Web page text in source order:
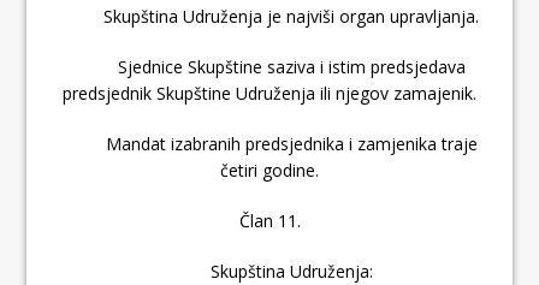
Skupština Udruženja je najviši organ upravljanja.
Sjednice Skupštine saziva i istim predsjedava
predsjednik Skupštine Udruženja ili njegov zamajenik.
Mandat izabranih predsjednika i zamjenika traje
četiri godine.
Član 11.
Skupština Udruženja: